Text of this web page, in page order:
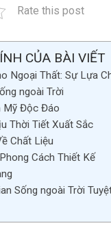
Rate this post
CỦA BÀI VIẾT
Ngoại Thất: Sự Lựa
ngoài Trời
Mỹ Độc Đáo
Thời Tiết Xuất Sắc
Chất Liệu
Cách Thiết Kế
Sống ngoài Trời